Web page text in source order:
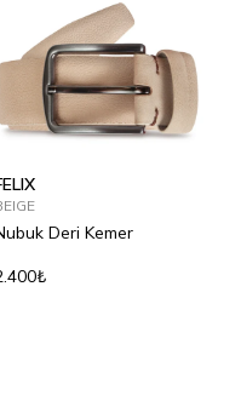
Deri Kemer